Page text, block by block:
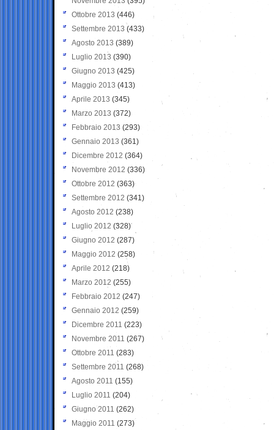
Ottobre 2013 (446)
Settembre 2013 (433)
Agosto 2013 (389)
Luglio 2013 (390)
Giugno 2013 (425)
Maggio 2013 (413)
Aprile 2013 (345)
Marzo 2013 (372)
Febbraio 2013 (293)
Gennaio 2013 (361)
Dicembre 2012 (364)
Novembre 2012 (336)
Ottobre 2012 (363)
Settembre 2012 (341)
Agosto 2012 (238)
Luglio 2012 (328)
Giugno 2012 (287)
Maggio 2012 (258)
Aprile 2012 (218)
Marzo 2012 (255)
Febbraio 2012 (247)
Gennaio 2012 (259)
Dicembre 2011 (223)
Novembre 2011 (267)
Ottobre 2011 (283)
Settembre 2011 (268)
Agosto 2011 (155)
Luglio 2011 (204)
Giugno 2011 (262)
Maggio 2011 (273)